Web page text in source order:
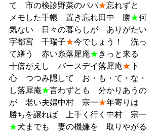
て　市の検診野菜のパパ★忘れずと
メモした手帳　置き忘れ田中　勝★何
気ない　日々の暮らしが　ありがたい
宇都宮　千瑞子★今でしょう！　洗っ
て繕う　赤い糸落犀庵★きっと来る
十倍がえし　バースデイ落犀庵★下
心　つつみ隠して　お・も・て・な・
し落犀庵★言わずとも　分かりあうの
が　老い夫婦中村　宗一★年寄りは
勝ちを譲れば　上手く行く中村　宗一
★犬までも　妻の機嫌を　取りやがる